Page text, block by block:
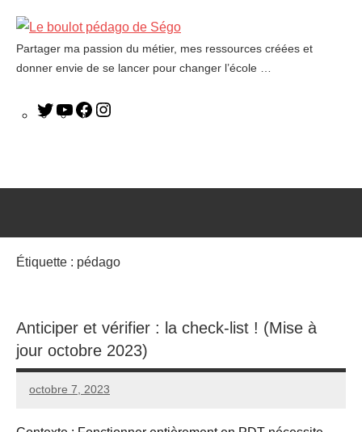
Le
boulot
Partager ma passion du métier, mes ressources créées et
donner envie de se lancer pour changer l’école …
Étiquette : pédago
Anticiper et vérifier : la check-list ! (Mise à
jour octobre 2023)
octobre 7, 2023
Seg0_La_Vraie
Aucun